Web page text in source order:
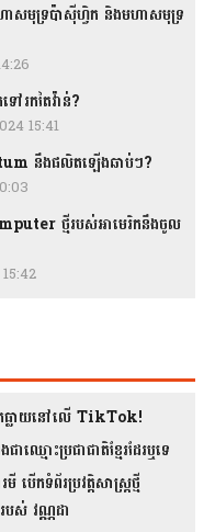
ាសមុទ្រប៉ាស៊ីហ្វិក និងមហាសមុទ្រ
ៅរកតៃវ៉ាន់?
15:41
នឹងផលិតឡើងឆាប់ៗ?
ថ្មីរបស់អាមេរិកនឹងចូល
15:42
ធ្លាយនៅលើ TikTok!
មោះប្រជាជាតិខ្មែរដែរឬទេ
ើកទំព័រប្រវត្តិសាស្ត្រថ្មី
បស់ វណ្ណដា